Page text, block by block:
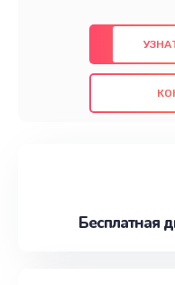
предлагаем
использованием
также
проведенных
наилучшим
Бесплатная